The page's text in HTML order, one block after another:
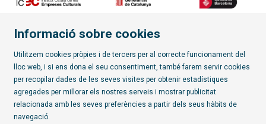
Diapositiva 2 de 7
Subscriu-te al butlletí
Sitemap |
Informació sobre cookies
Utilitzem cookies pròpies i de tercers per al correcte funcionament del
lloc web, i si ens dona el seu consentiment, també farem servir cookies
per recopilar dades de les seves visites per obtenir estadístiques
agregades per millorar els nostres serveis i mostrar publicitat
relacionada amb les seves preferències a partir dels seus hàbits de
navegació.